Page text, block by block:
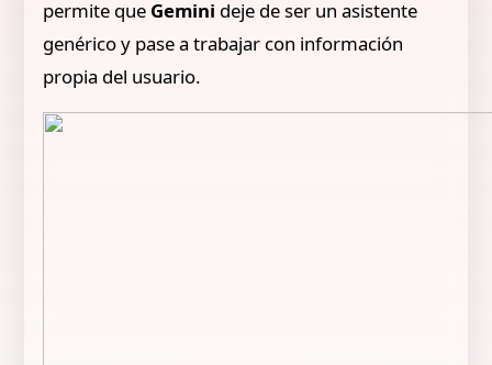
permite que Gemini deje de ser un asistente
genérico y pase a trabajar con información
propia del usuario.